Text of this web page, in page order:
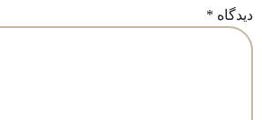
دیدگاه *